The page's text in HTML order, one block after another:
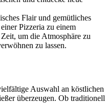
Flair und gemütliches
Pizzeria zu einem
um die Atmosphäre zu
zu lassen.
Auswahl an köstlichen
überzeugen. Ob traditionell